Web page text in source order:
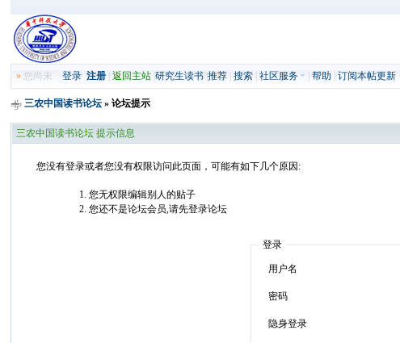
» 您尚未登录 注册 |返回主站 |研究生读书 |推荐 |搜索 |社区服务 |帮助 |订阅本帖更新
三农中国读书论坛 » 论坛提示
三农中国读书论坛 提示信息
您没有登录或者您没有权限访问此页面，可能有如下几个原因:
您无权限编辑别人的贴子
您还不是论坛会员,请先登录论坛
登录
用户名
密码
隐身登录